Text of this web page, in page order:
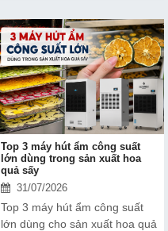
Top 3 máy hút ẩm công suất
lớn dùng trong sản xuất hoa
quả sấy
31/07/2026
Top 3 máy hút ẩm công suất
lớn dùng cho sản xuất hoa quả